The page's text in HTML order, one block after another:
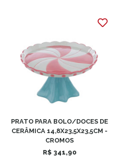
PRATO PARA BOLO/DOCES DE
CERÂMICA 14,8X23,5X23,5CM -
CROMOS
R$ 341,90